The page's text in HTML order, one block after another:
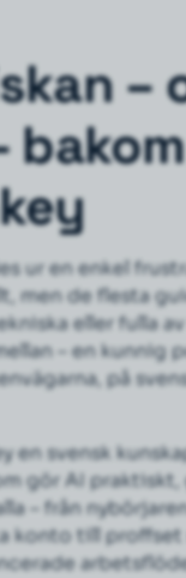
–
bakom
ur en enkel
men de flesta
eller fulla
– en kunnig
på
en svensk
gör AI
– från
konto till proffset